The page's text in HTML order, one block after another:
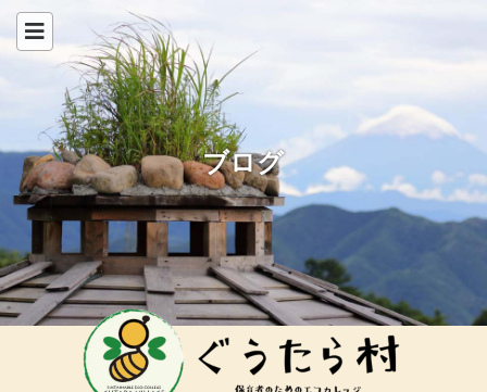
ブログ